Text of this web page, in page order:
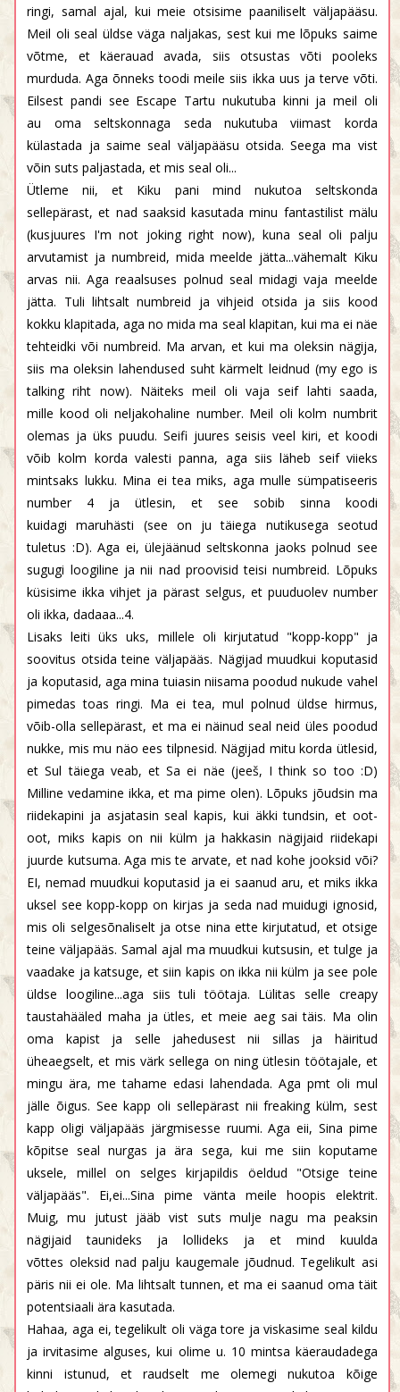
ringi, samal ajal, kui meie otsisime paaniliselt väljapääsu.
Meil oli seal üldse väga naljakas, sest kui me lõpuks saime
võtme, et käerauad avada, siis otsustas võti pooleks
murduda. Aga õnneks toodi meile siis ikka uus ja terve võti.
Eilsest pandi see Escape Tartu nukutuba kinni ja meil oli
au oma seltskonnaga seda nukutuba viimast korda
külastada ja saime seal väljapääsu otsida. Seega ma vist
võin suts paljastada, et mis seal oli...
Ütleme nii, et Kiku pani mind nukutoa seltskonda
sellepärast, et nad saaksid kasutada minu fantastilist mälu
(kusjuures I'm not joking right now), kuna seal oli palju
arvutamist ja numbreid, mida meelde jätta...vähemalt Kiku
arvas nii. Aga reaalsuses polnud seal midagi vaja meelde
jätta. Tuli lihtsalt numbreid ja vihjeid otsida ja siis kood
kokku klapitada, aga no mida ma seal klapitan, kui ma ei näe
tehteidki või numbreid. Ma arvan, et kui ma oleksin nägija,
siis ma oleksin lahendused suht kärmelt leidnud (my ego is
talking riht now). Näiteks meil oli vaja seif lahti saada,
mille kood oli neljakohaline number. Meil oli kolm numbrit
olemas ja üks puudu. Seifi juures seisis veel kiri, et koodi
võib kolm korda valesti panna, aga siis läheb seif viieks
mintsaks lukku. Mina ei tea miks, aga mulle sümpatiseeris
number 4 ja ütlesin, et see sobib sinna koodi
kuidagi maruhästi (see on ju täiega nutikusega seotud
tuletus :D). Aga ei, ülejäänud seltskonna jaoks polnud see
sugugi loogiline ja nii nad proovisid teisi numbreid. Lõpuks
küsisime ikka vihjet ja pärast selgus, et puuduolev number
oli ikka, dadaaa...4.
Lisaks leiti üks uks, millele oli kirjutatud "kopp-kopp" ja
soovitus otsida teine väljapääs. Nägijad muudkui koputasid
ja koputasid, aga mina tuiasin niisama poodud nukude vahel
pimedas toas ringi. Ma ei tea, mul polnud üldse hirmus,
võib-olla sellepärast, et ma ei näinud seal neid üles poodud
nukke, mis mu näo ees tilpnesid. Nägijad mitu korda ütlesid,
et Sul täiega veab, et Sa ei näe (jeeš, I think so too :D)
Milline vedamine ikka, et ma pime olen). Lõpuks jõudsin ma
riidekapini ja asjatasin seal kapis, kui äkki tundsin, et oot-
oot, miks kapis on nii külm ja hakkasin nägijaid riidekapi
juurde kutsuma. Aga mis te arvate, et nad kohe jooksid või?
EI, nemad muudkui koputasid ja ei saanud aru, et miks ikka
uksel see kopp-kopp on kirjas ja seda nad muidugi ignosid,
mis oli selgesõnaliselt ja otse nina ette kirjutatud, et otsige
teine väljapääs. Samal ajal ma muudkui kutsusin, et tulge ja
vaadake ja katsuge, et siin kapis on ikka nii külm ja see pole
üldse loogiline...aga siis tuli töötaja. Lülitas selle creapy
taustahääled maha ja ütles, et meie aeg sai täis. Ma olin
oma kapist ja selle jahedusest nii sillas ja häiritud
üheaegselt, et mis värk sellega on ning ütlesin töötajale, et
mingu ära, me tahame edasi lahendada. Aga pmt oli mul
jälle õigus. See kapp oli sellepärast nii freaking külm, sest
kapp oligi väljapääs järgmisesse ruumi. Aga eii, Sina pime
kõpitse seal nurgas ja ära sega, kui me siin koputame
uksele, millel on selges kirjapildis öeldud "Otsige teine
väljapääs". Ei,ei...Sina pime vänta meile hoopis elektrit.
Muig, mu jutust jääb vist suts mulje nagu ma peaksin
nägijaid taunideks ja lollideks ja et mind kuulda
võttes oleksid nad palju kaugemale jõudnud. Tegelikult asi
päris nii ei ole. Ma lihtsalt tunnen, et ma ei saanud oma täit
potentsiaali ära kasutada.
Hahaa, aga ei, tegelikult oli väga tore ja viskasime seal kildu
ja irvitasime alguses, kui olime u. 10 mintsa käeraudadega
kinni istunud, et raudselt me olemegi nukutoa kõige